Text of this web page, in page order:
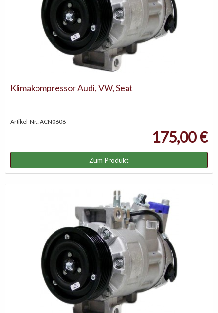
Klimakompressor Audi, VW, Seat
Artikel-Nr.: ACN0608
175,00 €
Zum Produkt